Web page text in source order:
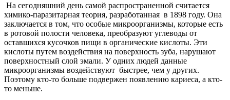
На сегодняшний день самой распространенной считается
химико-паразитарная теория, разработанная в 1898 году. Она
заключается в том, что особые микроорганизмы, которые есть
в ротовой полости человека, преобразуют углеводы от
оставшихся кусочков пищи в органические кислоты. Эти
кислоты путем воздействия на поверхность зуба, нарушают
поверхностный слой эмали. У одних людей данные
микроорганизмы воздействуют быстрее, чем у других.
Поэтому кто-то больше подвержен появлению кариеса, а кто-
то меньше.